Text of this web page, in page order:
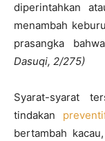
diperintahkan
menambah
prasangka
Dasuqi, 2/275)
Syarat-syarat
tindakan
bertambah